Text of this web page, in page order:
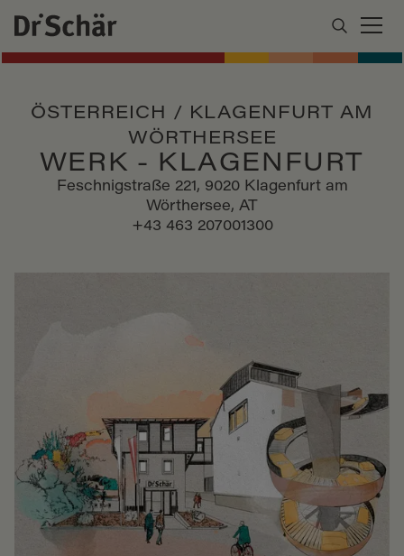
ÖSTERREICH / KLAGENFURT AM
WÖRTHERSEE
WERK - KLAGENFURT
Feschnigstraße 221, 9020 Klagenfurt am
Wörthersee, AT
+43 463 207001300